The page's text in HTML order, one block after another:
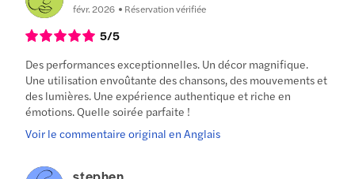
févr. 2026 Réservation vérifiée
5/5
Des performances exceptionnelles. Un décor magnifique.
Une utilisation envoûtante des chansons, des mouvements et
des lumières. Une expérience authentique et riche en
émotions. Quelle soirée parfaite !
Voir le commentaire original en Anglais